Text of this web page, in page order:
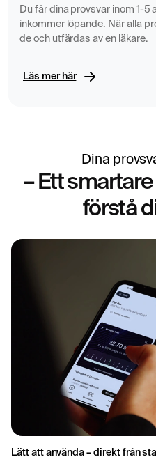
Du får dina provsvar inom 1-
inkommer löpande. När alla
de och utfärdas av en läkare.
Läs mer här
Dina
– Ett
förstå
Lätt att använda – direkt från